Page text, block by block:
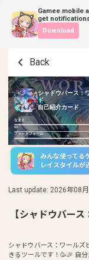
Gamee mobile
get
Download
Back
シャドウバース：
ド
自己紹介カード
なまえ
ID
プラットフォーム
みんな使ってる
レイスタイルが
Last update: 2026年08
【シャドウバー
シャドウバース：ワールズ
きるツールです！🥳🎉 自